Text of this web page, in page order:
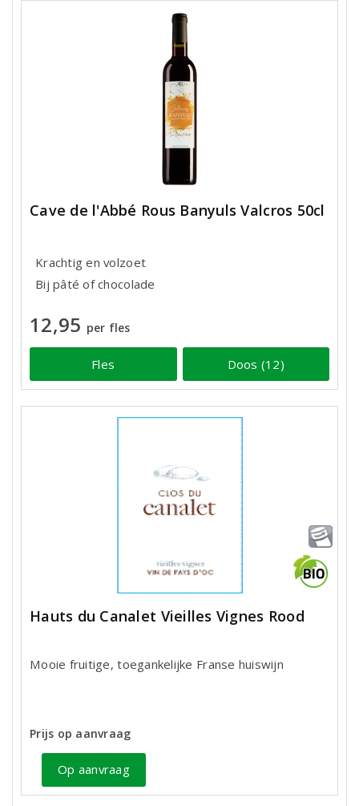
Cave de l'Abbé Rous Banyuls Valcros 50cl
Krachtig en volzoet
Bij pâté of chocolade
12,95 per fles
Fles Doos (12)
Hauts du Canalet Vieilles Vignes Rood
Mooie fruitige, toegankelijke Franse huiswijn
Prijs op aanvraag
Op aanvraag